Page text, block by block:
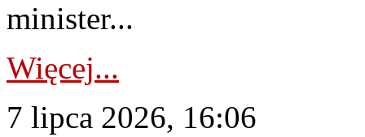
minister...
Więcej...
7 lipca 2026, 16:06